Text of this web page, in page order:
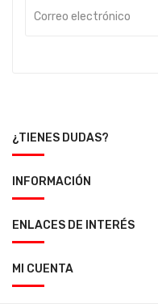
¿TIENES DUDAS?
INFORMACIÓN
ENLACES DE INTERÉS
MI CUENTA